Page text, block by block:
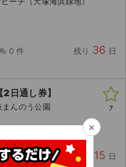
0 件 残り 36 日
日通し券】
んのう公園
残り 15 日
7
×